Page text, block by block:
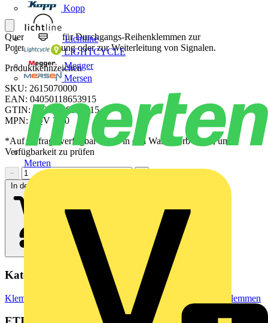
Kopp
Lichtline
LIGHTCYCLE
Megger
Mersen
Merten
Querverbinder für Durchgangs-Reihenklemmen zur
Potentialverteilung oder zur Weiterleitung von Signalen.
Produktkennzeichen
SKU: 2615070000
EAN: 04050118653915
GTIN: 04050118653915
MPN: SQV 3/10
*Auf Anfrage verfügbar - bitte in den Warenkorb legen, um
Verfügbarkeit zu prüfen
−
In den Warenkorb
Kategorien
Klemmen, Steckverbinder & Verbindungselemente Reihenklemmen